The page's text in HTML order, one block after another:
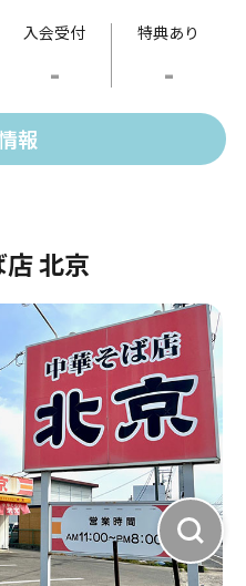
赤味噌、麦味噌をブレン
上げた熟成仕込み。
うどん返しをベースに、
仕上げた珠玉の極意。
入会受付
-
特典あり
-
報
北京